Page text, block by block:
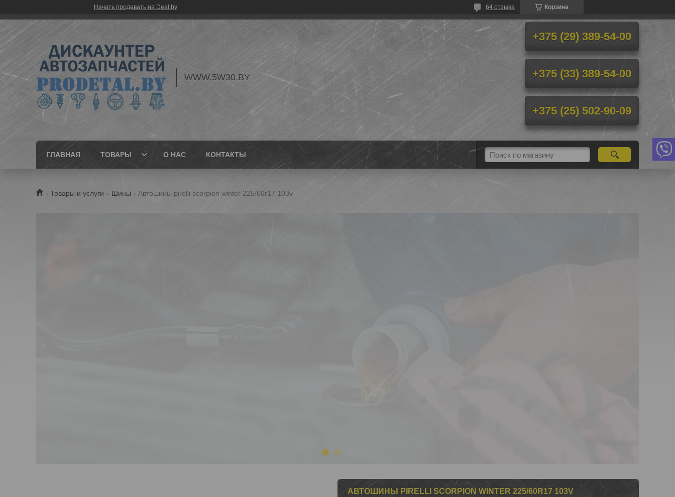
Начать продавать на Deal.by Корзина
64 отзыва
WWW.5W30.BY
+375 (29) 389-54-00
+375 (33) 389-54-00
+375 (25) 502-90-09
ГЛАВНАЯ ТОВАРЫ О НАС КОНТАКТЫ
Товары и услуги Шины Автошины pirelli scorpion winter 225/60r17 103v
АВТОШИНЫ PIRELLI SCORPION WINTER 225/60R17 103V